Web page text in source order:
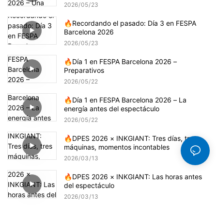
2026 05 23
🔥Recordando el pasado: Día 3 en FESPA
Barcelona 2026
2026 05 23
🔥Día 1 en FESPA Barcelona 2026 –
Preparativos
2026 05 22
🔥Día 1 en FESPA Barcelona 2026 – La
energía antes del espectáculo
2026 05 22
🔥DPES 2026 × INKGIANT: Tres días, tres
máquinas, momentos incontables
2026 03 13
🔥DPES 2026 × INKGIANT: Las horas antes
del espectáculo
2026 03 13